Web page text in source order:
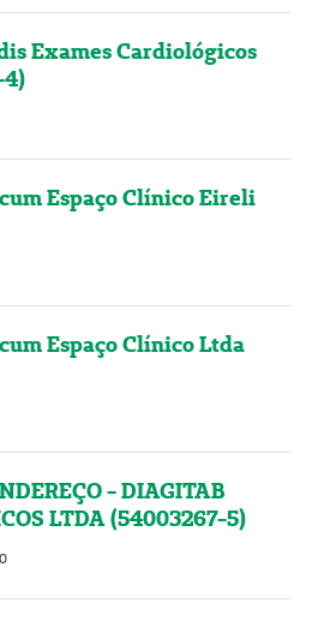
Exames Cardiológicos
4)
Espaço Clínico Eireli
Espaço Clínico Ltda
- DIAGITAB
LTDA (54003267-5)